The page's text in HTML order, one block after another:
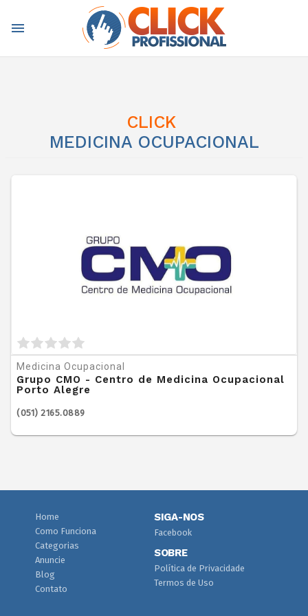
menu
CLICK
MEDICINA OCUPACIONAL
Medicina Ocupacional
Grupo CMO - Centro de Medicina Ocupacional
Porto Alegre
(051) 2165.0889
Home
Como Funciona
Categorias
Anuncie
Blog
Contato
SIGA-NOS
Facebook
SOBRE
Política de Privacidade
Termos de Uso